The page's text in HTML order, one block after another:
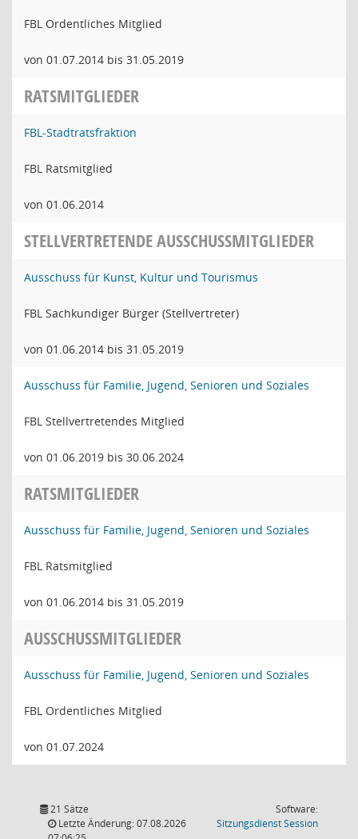
FBL Ordentliches Mitglied
von 01.07.2014 bis 31.05.2019
RATSMITGLIEDER
FBL-Stadtratsfraktion
FBL Ratsmitglied
von 01.06.2014
STELLVERTRETENDE AUSSCHUSSMITGLIEDER
Ausschuss für Kunst, Kultur und Tourismus
FBL Sachkundiger Bürger (Stellvertreter)
von 01.06.2014 bis 31.05.2019
Ausschuss für Familie, Jugend, Senioren und Soziales
FBL Stellvertretendes Mitglied
von 01.06.2019 bis 30.06.2024
RATSMITGLIEDER
Ausschuss für Familie, Jugend, Senioren und Soziales
FBL Ratsmitglied
von 01.06.2014 bis 31.05.2019
AUSSCHUSSMITGLIEDER
Ausschuss für Familie, Jugend, Senioren und Soziales
FBL Ordentliches Mitglied
von 01.07.2024
21 Sätze
Letzte Änderung: 07.08.2026
Software:
SitzungsdienstSession(Wird in